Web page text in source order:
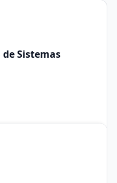
Sistemas